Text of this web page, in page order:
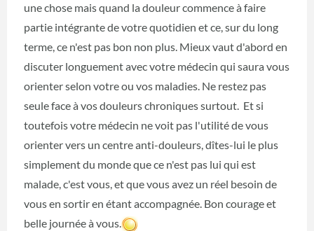
une chose mais quand la douleur commence à faire
partie intégrante de votre quotidien et ce, sur du long
terme, ce n'est pas bon non plus. Mieux vaut d'abord en
discuter longuement avec votre médecin qui saura vous
orienter selon votre ou vos maladies. Ne restez pas
seule face à vos douleurs chroniques surtout. Et si
toutefois votre médecin ne voit pas l'utilité de vous
orienter vers un centre anti-douleurs, dîtes-lui le plus
simplement du monde que ce n'est pas lui qui est
malade, c'est vous, et que vous avez un réel besoin de
vous en sortir en étant accompagnée. Bon courage et
belle journée à vous.